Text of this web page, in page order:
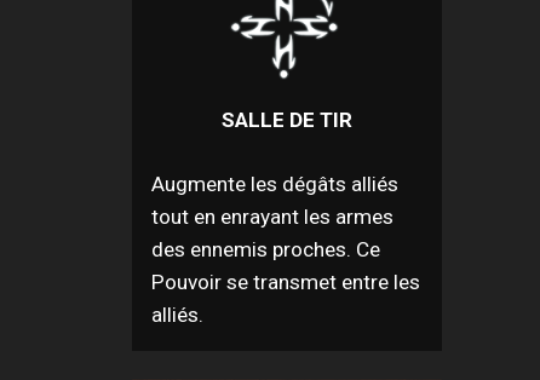
SALLE DE TIR
Augmente les dégâts alliés
tout en enrayant les armes
des ennemis proches. Ce
Pouvoir se transmet entre les
alliés.